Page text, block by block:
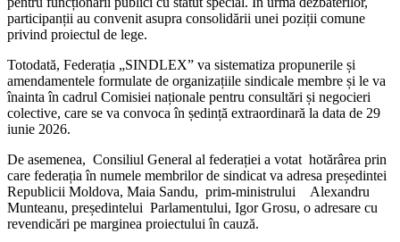
participanții au convenit asupra consolidării unei poziții comune
privind proiectul de lege.
Totodată, Federația „SINDLEX” va sistematiza propunerile și
amendamentele formulate de organizațiile sindicale membre și le va
înainta în cadrul Comisiei naționale pentru consultări și negocieri
colective, care se va convoca în ședință extraordinară la data de 29
iunie 2026.
De asemenea, Consiliul General al federației a votat hotărârea prin
care federația în numele membrilor de sindicat va adresa președintei
Republicii Moldova, Maia Sandu, prim-ministrului Alexandru
Munteanu, președintelui Parlamentului, Igor Grosu, o adresare cu
revendicări pe marginea proiectului în cauză.